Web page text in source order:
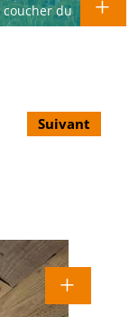
coucher du
Suivant